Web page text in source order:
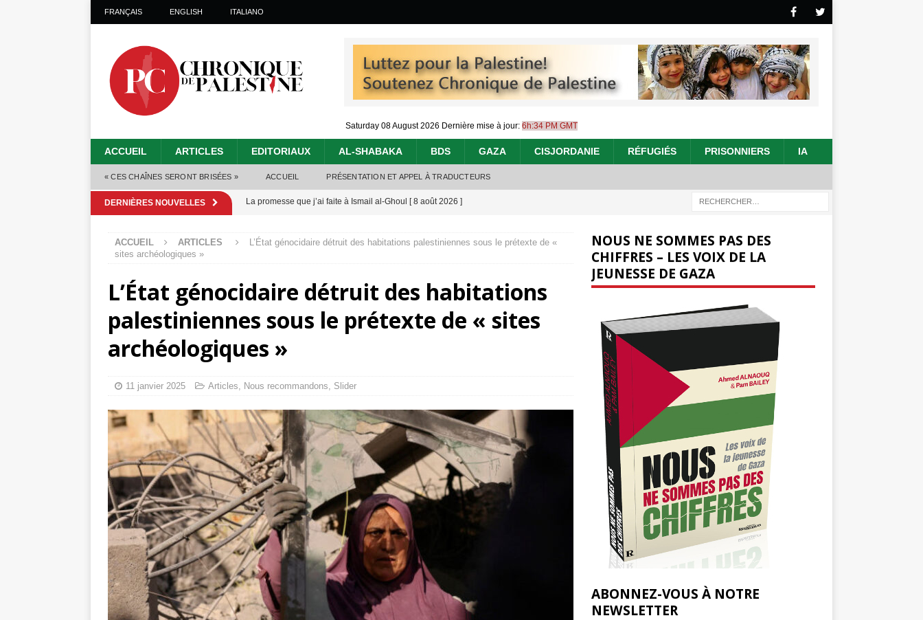
FRANÇAIS ENGLISH ITALIANO
Saturday 08 August 2026 Dernière mise à jour: 6h:34 PM GMT
ACCUEIL ARTICLES EDITORIAUX AL-SHABAKA BDS GAZA CISJORDANIE RÉFUGIÉS PRISONNIERS IA
« CES CHAÎNES SERONT BRISÉES » ACCUEIL PRÉSENTATION ET APPEL À TRADUCTEURS
DERNIÈRES NOUVELLES La promesse que j’ai faite à Ismail al-Ghoul [ 8 août 2026 ]
crise sanitaire déjà dramatique[ 7 août 2026 ]
6 août 2026 ]
Mille jours de génocide : l’histoire de Gaza au-delà des chiffres[ 5 août 2026 ]
ACCUEIL ARTICLES
L’État génocidaire détruit des habitations palestiniennes sous le prétexte de «
sites archéologiques »
L’État génocidaire détruit des habitations
palestiniennes sous le prétexte de « sites
archéologiques »
11 janvier 2025 Articles, Nous recommandons, Slider
NOUS NE SOMMES PAS DES
CHIFFRES – LES VOIX DE LA
JEUNESSE DE GAZA
ABONNEZ-VOUS À NOTRE
NEWSLETTER